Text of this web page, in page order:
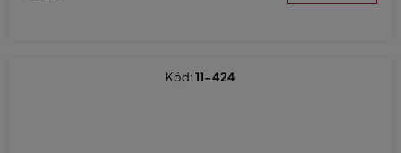
Kód:11-424